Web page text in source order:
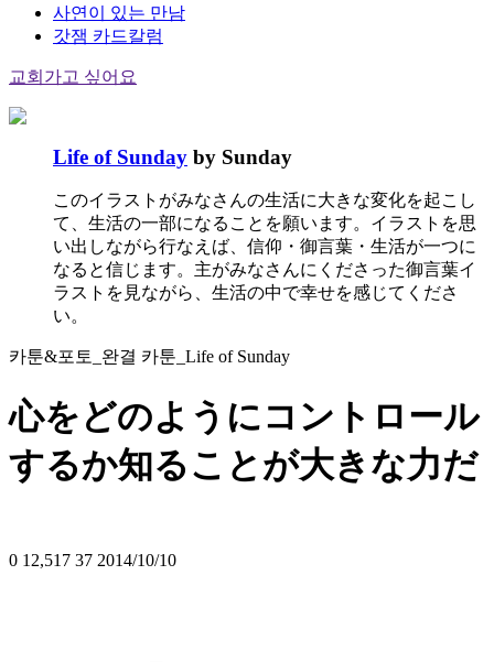
사연이 있는 만남
갓잼 카드칼럼
교회가고 싶어요
Life of Sunday by Sunday
このイラストがみなさんの生活に大きな変化を起こし
て、生活の一部になることを願います。イラストを思
い出しながら行なえば、信仰・御言葉・生活が一つに
なると信じます。主がみなさんにくださった御言葉イ
ラストを見ながら、生活の中で幸せを感じてくださ
い。
카툰&포토_완결 카툰_Life of Sunday
心をどのようにコントロール
するか知ることが大きな力だ
0 12,517 37 2014/10/10